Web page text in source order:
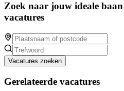
Zoek naar jouw ideale
vacatures
Vacatures zoeken
Gerelateerde vacatures